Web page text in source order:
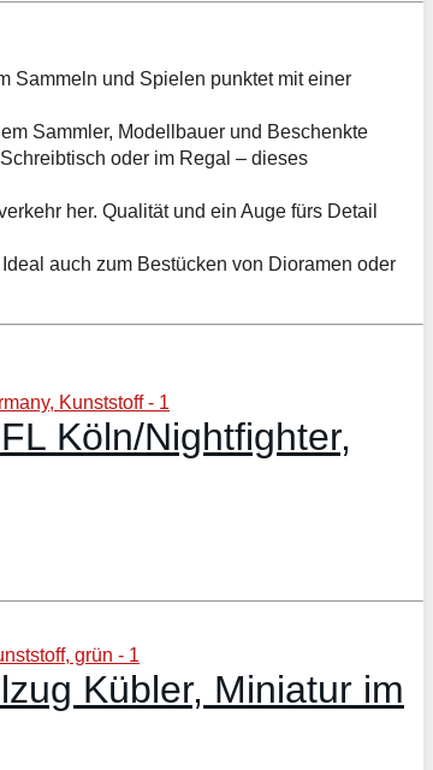
Sammeln und Spielen punktet mit einer
Sammler, Modellbauer und Beschenkte
oder im Regal – dieses
her. Qualität und ein Auge fürs Detail
auch zum Bestücken von Dioramen oder
Köln/Nightfighter,
Kübler, Miniatur im